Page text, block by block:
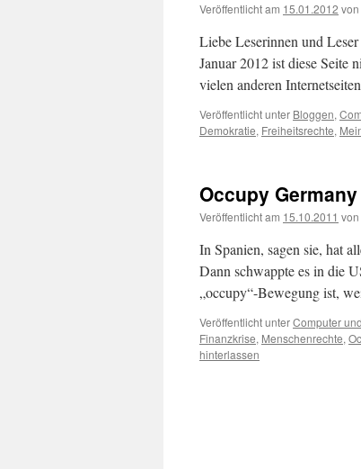
Veröffentlicht am 15.01.2012 von
Liebe Leserinnen und
Januar 2012 ist diese Seite
vielen anderen
Veröffentlicht unter Bloggen,
Demokratie, Freiheitsrechte,
Occupy
Veröffentlicht am 15.10.2011 von
In Spanien, sagen sie, hat
Dann schwappte es in die
„occupy“-Bewegung ist,
Veröffentlicht unterComputer
Finanzkrise, Menschenrechte,
hinterlassen